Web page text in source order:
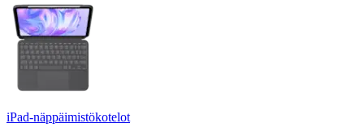
iPad-näppäimistökotelot